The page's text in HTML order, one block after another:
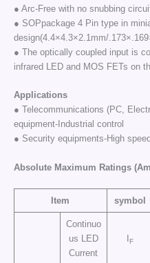
● Arc-Free with no snubbing
● SOPpackage 4 Pin type in
design(4.4×4.3×2.1mm/
● The optically coupled input is
infrared LED and MOS FETs on
Applications
● Telecommunications (PC,
equipment-Industrial control
● Security equipments-High
Absolute Maximum Ratings
Item symbol
Continuo
us LED
Current
F